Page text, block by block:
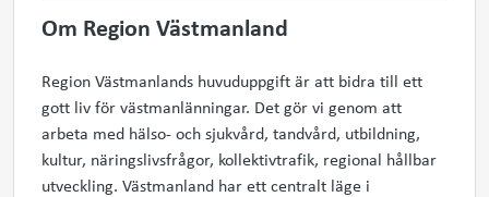
Om Region Västmanland
Region Västmanlands huvuduppgift är att bidra till ett
gott liv för västmanlänningar. Det gör vi genom att
arbeta med hälso- och sjukvård, tandvård, utbildning,
kultur, näringslivsfrågor, kollektivtrafik, regional hållbar
utveckling. Västmanland har ett centralt läge i